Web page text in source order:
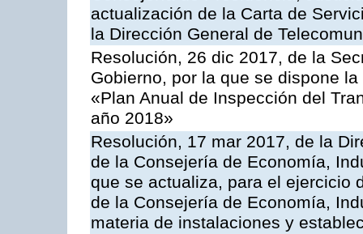
actualización de la Carta de
la Dirección General de
Resolución, 26 dic 2017, de la
Gobierno, por la que se dispone
«Plan Anual de Inspección del
año 2018»
Resolución, 17 mar 2017, de la
de la Consejería de Economía,
que se actualiza, para el ejercicio
de la Consejería de Economía,
materia de instalaciones y